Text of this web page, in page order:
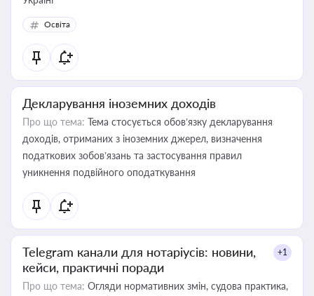
Освіта
Декларування іноземних доходів
Про що тема: Тема стосується обов’язку декларування
доходів, отриманих з іноземних джерел, визначення
податкових зобов’язань та застосування правил
уникнення подвійного оподаткування
Telegram канали для нотаріусів: новини,
кейси, практичні поради
+1
Про що тема: Огляди нормативних змін, судова практика,